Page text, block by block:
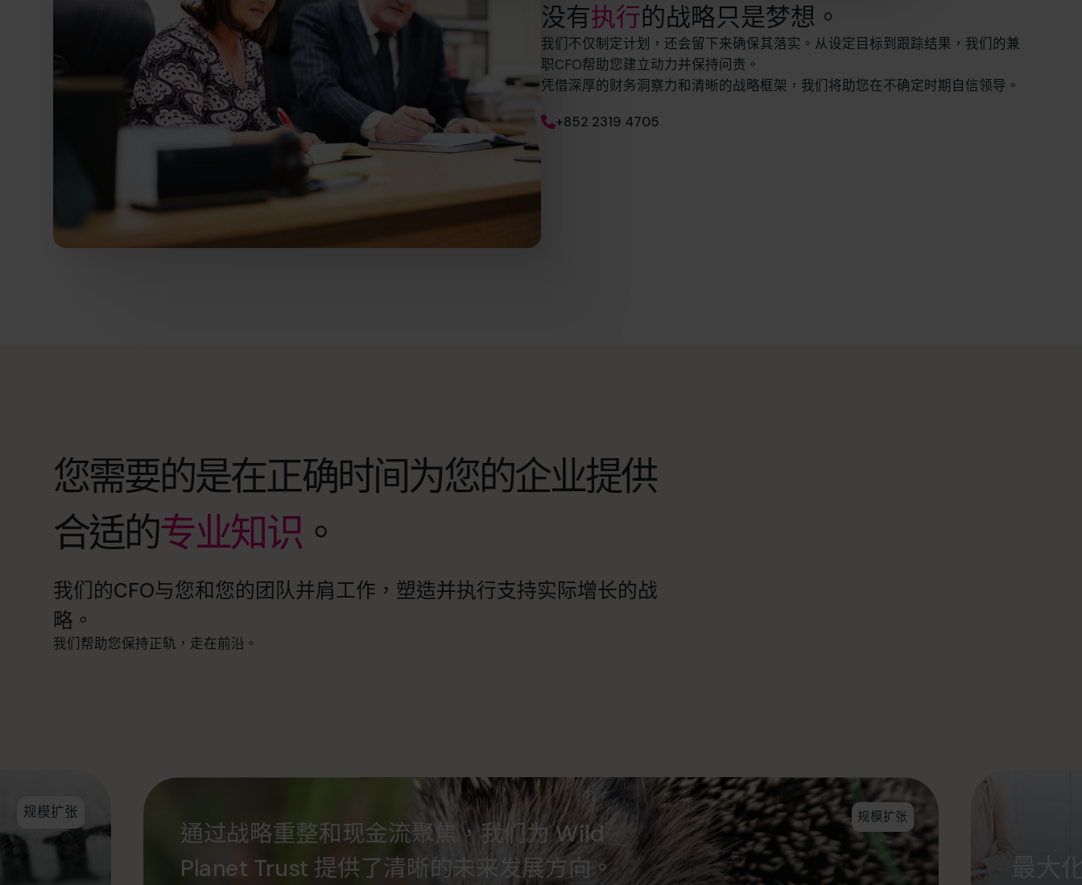
没有执行的战略只是梦想。
我们不仅制定计划，还会留下来确保其落实。从设定目标到跟踪结果，我们的兼
职CFO帮助您建立动力并保持问责。
凭借深厚的财务洞察力和清晰的战略框架，我们将助您在不确定时期自信领导。
+852 2319 4705
您需要的是在正确时间为您的企业提供
合适的专业知识。
我们的CFO与您和您的团队并肩工作，塑造并执行支持实际增长的战
略。
我们帮助您保持正轨，走在前沿。
规模扩张 规模扩张
通过战略重整和现金流聚焦，我们为 Wild
Planet Trust 提供了清晰的未来发展方向。 最大